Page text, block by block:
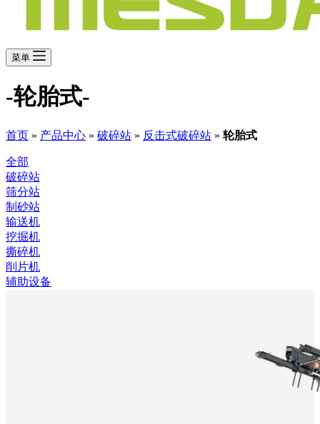
菜单
-轮胎式-
首页 » 产品中心 » 破碎站 » 反击式破碎站 » 轮胎式
全部
破碎站
筛分站
制砂站
输送机
挖掘机
撕碎机
削片机
辅助设备